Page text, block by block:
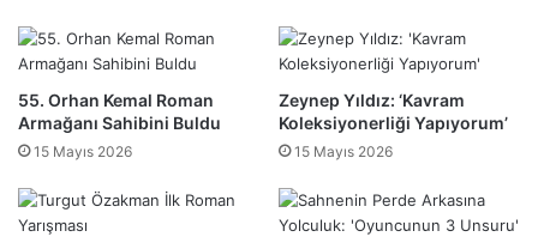
55. Orhan Kemal Roman
Armağanı Sahibini Buldu
15 Mayıs 2026
Zeynep Yıldız: ‘Kavram
Koleksiyonerliği Yapıyorum’
15 Mayıs 2026